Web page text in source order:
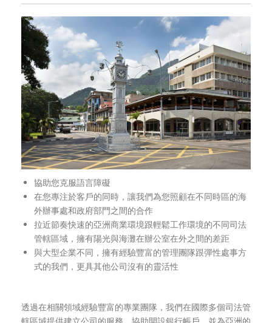
協助您克服語言障礙
在您專注於客戶的同時，讓我們為您照顧在不同時區的海
外辦事處和政府部門之間的合作
拉近節奏快速的亞洲商業環境跟輕鬆工作環境的不同司法
管轄區域，擁有陽光與海灘在辦公室在外之間的差距
與大型企業不同，擁有經驗豐富的管理團隊跟彈性處事方
式的我們，更具其他公司沒有的靈活性
透過在相關領域經驗豐富的專業團隊，我們在國際多個司法管
轄區域提供建立公司的服務，協助開設銀行帳戶，並為亞洲的